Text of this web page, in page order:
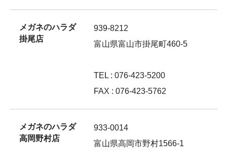
メガネのハラダ
掛尾店
939-8212
富山県富山市掛尾町460-5
TEL : 076-423-5200
FAX : 076-423-5762
メガネのハラダ
高岡野村店
933-0014
富山県高岡市野村1566-1